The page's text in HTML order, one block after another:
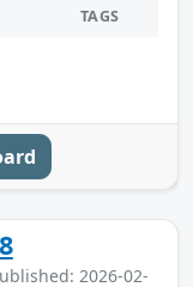
TAGS
2026-02-